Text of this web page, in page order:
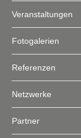
Veranstaltungen
Fotogalerien
Referenzen
Netzwerke
Partner